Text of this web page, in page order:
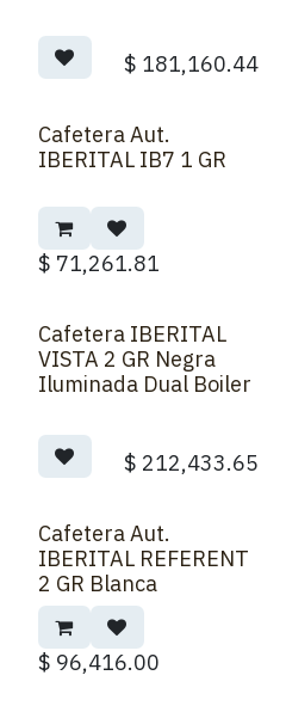
$ 181,160.44
Cafetera Aut.
IBERITAL IB7 1 GR
$ 71,261.81
Cafetera IBERITAL
VISTA 2 GR Negra
Iluminada Dual Boiler
$ 212,433.65
Cafetera Aut.
IBERITAL REFERENT
2 GR Blanca
$ 96,416.00